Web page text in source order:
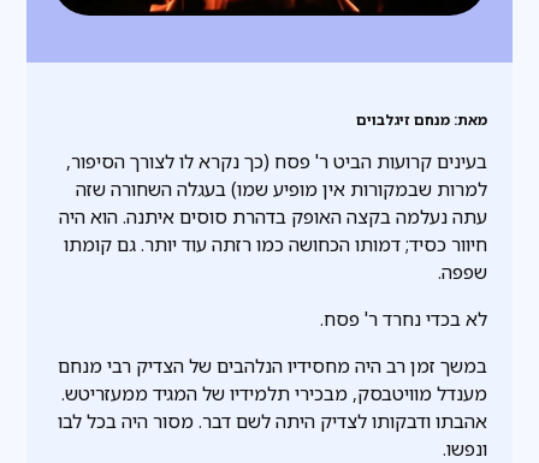
מאת: מנחם זיגלבוים
בעינים קרועות הביט ר' פסח (כך נקרא לו לצורך הסיפור,
למרות שבמקורות אין מופיע שמו) בעגלה השחורה שזה
עתה נעלמה בקצה האופק בדהרת סוסים איתנה. הוא היה
חיוור כסיד; דמותו הכחושה כמו רזתה עוד יותר. גם קומתו
שפפה.
לא בכדי נחרד ר' פסח.
במשך זמן רב היה מחסידיו הנלהבים של הצדיק רבי מנחם
מענדל מוויטבסק, מבכירי תלמידיו של המגיד ממעזריטש.
אהבתו ודבקותו לצדיק היתה לשם דבר. מסור היה בכל לבו
ונפשו.